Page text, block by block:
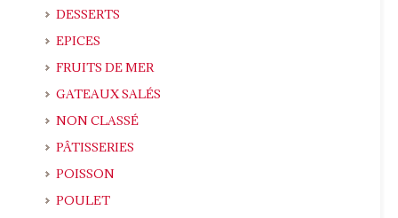
DESSERTS
EPICES
FRUITS DE MER
GATEAUX SALÉS
NON CLASSÉ
PÂTISSERIES
POISSON
POULET